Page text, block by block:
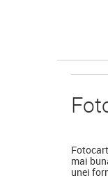
mai
unei